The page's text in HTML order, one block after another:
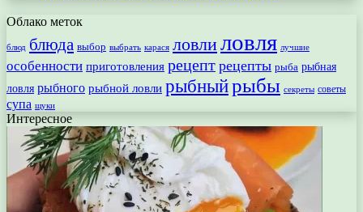
Облако меток
блюд блюда выбор выбрать карася ловлиловля лучшие
особенности приготовления рецепт рецепты рыба рыбная
ловля рыбного рыбной ловли рыбныйрыбы секреты советы
супа щуки
Интересное